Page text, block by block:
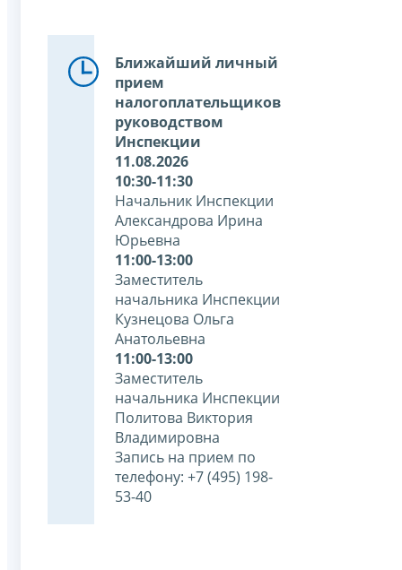
Ближайший личный
прием
налогоплательщиков
руководством
Инспекции
11.08.2026
10:30-11:30
Начальник Инспекции
Александрова Ирина
Юрьевна
11:00-13:00
Заместитель
начальника Инспекции
Кузнецова Ольга
Анатольевна
11:00-13:00
Заместитель
начальника Инспекции
Политова Виктория
Владимировна
Запись на прием по
телефону: +7 (495) 198-
53-40